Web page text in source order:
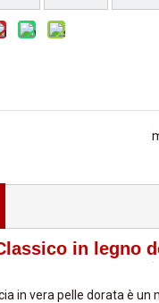
in legno
in vera pelle dorata è